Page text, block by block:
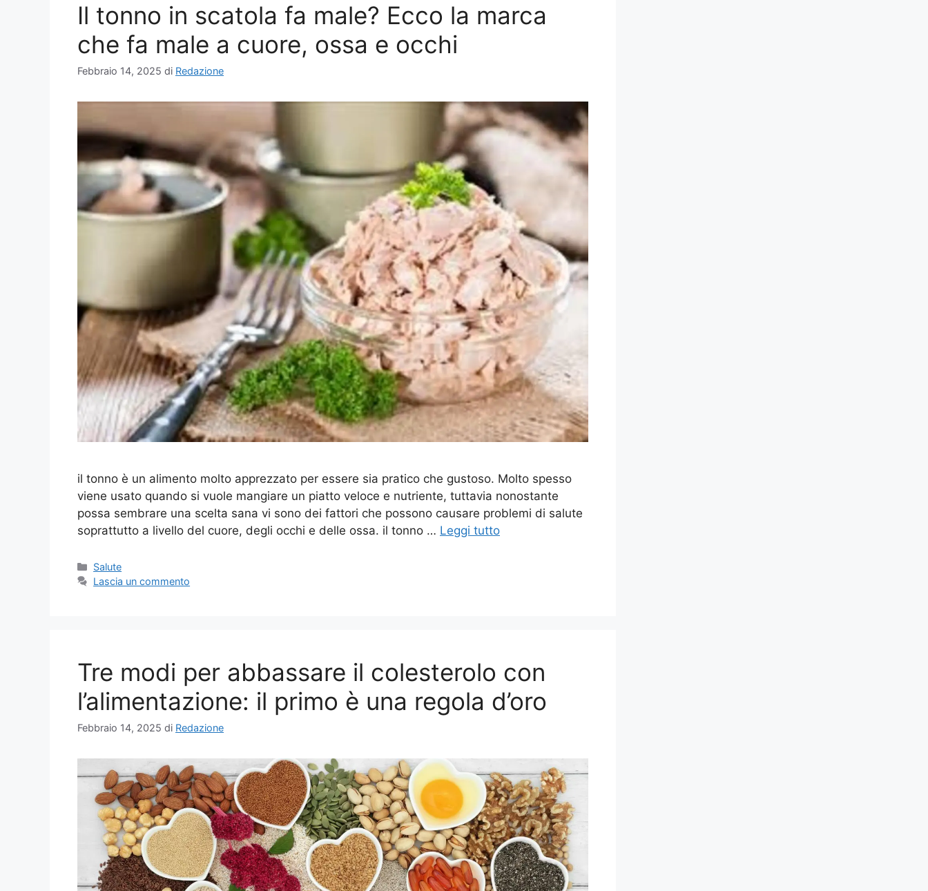
Il tonno in scatola fa male? Ecco la marca
che fa male a cuore, ossa e occhi
Febbraio 14, 2025 di Redazione
il tonno è un alimento molto apprezzato per essere sia pratico che gustoso. Molto spesso
viene usato quando si vuole mangiare un piatto veloce e nutriente, tuttavia nonostante
possa sembrare una scelta sana vi sono dei fattori che possono causare problemi di salute
soprattutto a livello del cuore, degli occhi e delle ossa. il tonno … Leggi tutto
Categorie
Salute
Lascia un commento
Tre modi per abbassare il colesterolo con
l’alimentazione: il primo è una regola d’oro
Febbraio 14, 2025 di Redazione